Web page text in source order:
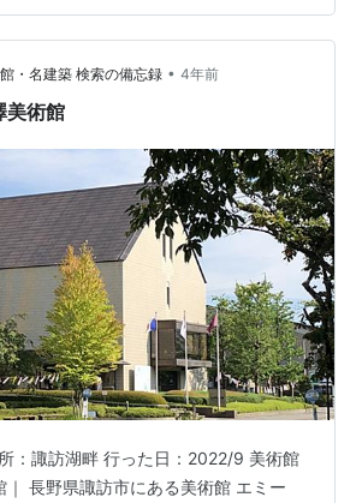
リーと言えばダイヤなど高価な宝石が
にプリカジュール（透胎七宝）などを
れたもの。写真はHPで⇒ルネ・ラリッ
MUSEUM …
・名建築 検索の備忘録 • 4年前
美術館
：諏訪湖畔 行った日：2022/9 美術館
長野県諏訪市にある美術館 エミー